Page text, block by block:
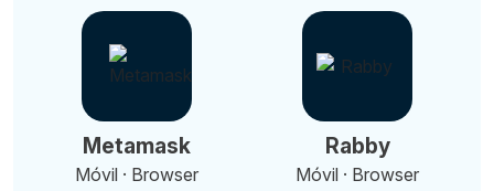
Metamask
Móvil · Browser
Rabby
Móvil · Browser